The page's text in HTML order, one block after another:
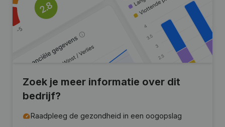
Zoek je meer informatie over dit
bedrijf?
Raadpleeg de gezondheid in een oogopslag